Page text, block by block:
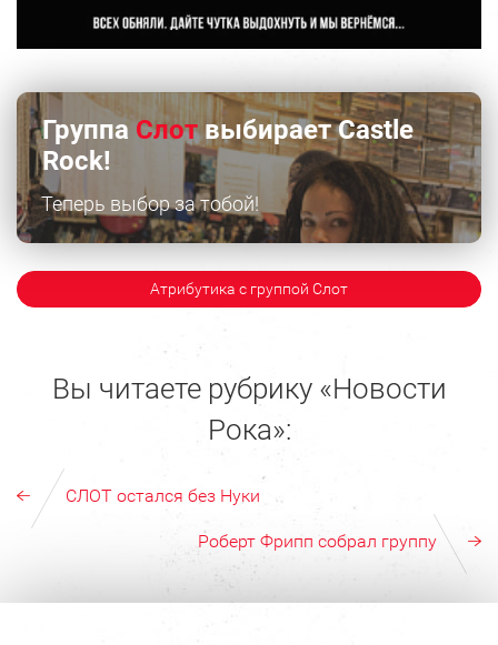
ГруппаСлотвыбирает Castle
Rock!
Теперь выбор за тобой!
Атрибутика с группой Слот
Вы читаете рубрику «Новости
Рока»:
СЛОТ остался без Нуки
Роберт Фрипп собрал группу